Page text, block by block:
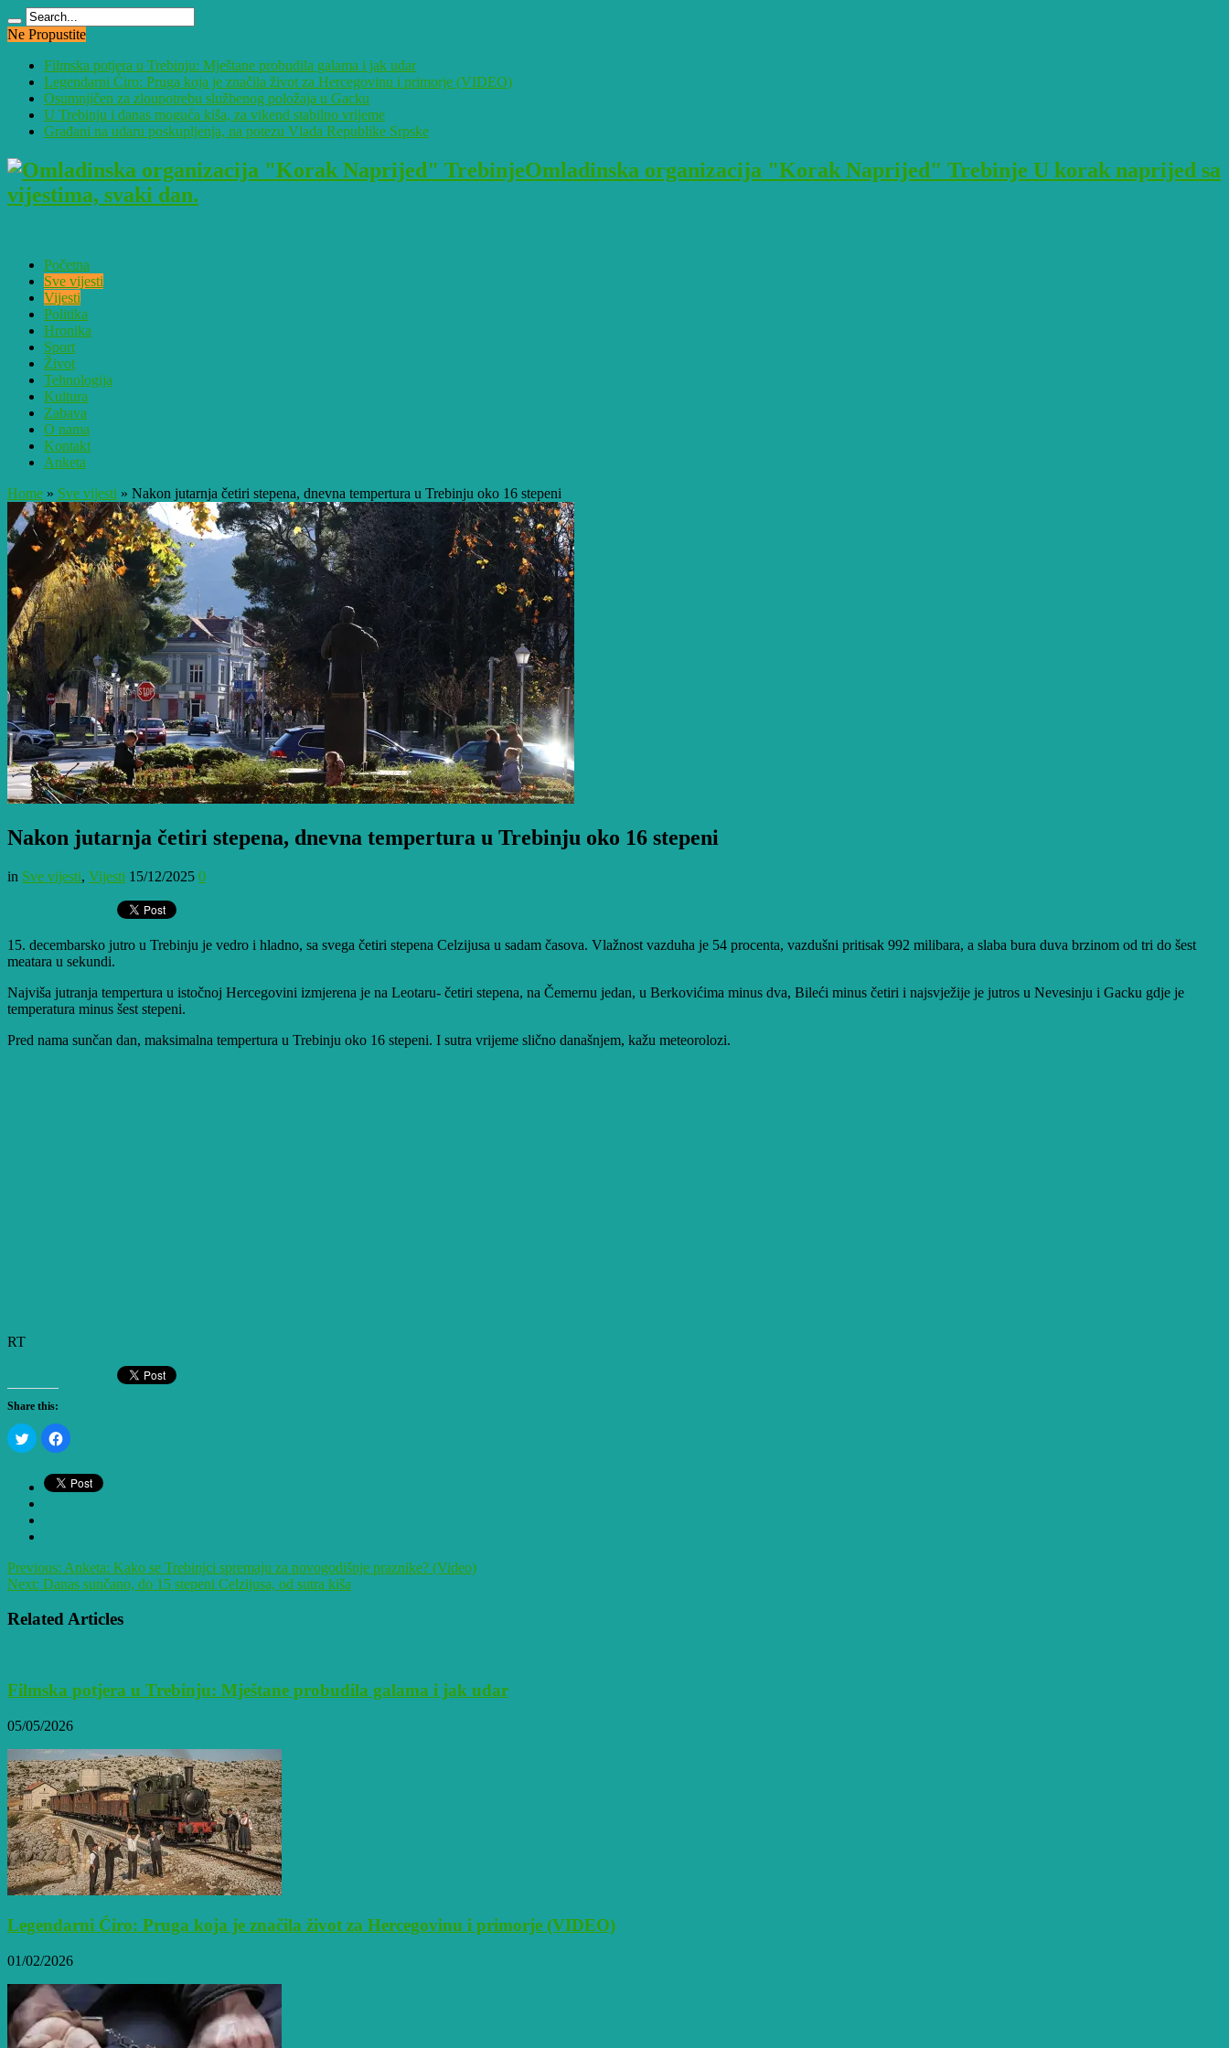
Ne Propustite
Filmska potjera u Trebinju: Mještane probudila galama i jak udar
Legendarni Ćiro: Pruga koja je značila život za Hercegovinu i primorje (VIDEO)
Osumnjičen za zloupotrebu službenog položaja u Gacku
U Trebinju i danas moguća kiša, za vikend stabilno vrijeme
Građani na udaru poskupljenja, na potezu Vlada Republike Srpske
Omladinska organizacija "Korak Naprijed" Trebinje U korak naprijed sa
vijestima, svaki dan.
Početna
Sve vijesti
Vijesti
Politika
Hronika
Sport
Život
Tehnologija
Kultura
Zabava
O nama
Kontakt
Anketa
Home » Sve vijesti » Nakon jutarnja četiri stepena, dnevna tempertura u Trebinju oko 16 stepeni
Nakon jutarnja četiri stepena, dnevna tempertura u Trebinju oko 16 stepeni
in Sve vijesti, Vijesti 15/12/2025 0
15. decembarsko jutro u Trebinju je vedro i hladno, sa svega četiri stepena Celzijusa u sadam časova. Vlažnost vazduha je 54 procenta, vazdušni pritisak 992 milibara, a slaba bura duva brzinom od tri do šest
meatara u sekundi.
Najviša jutranja tempertura u istočnoj Hercegovini izmjerena je na Leotaru- četiri stepena, na Čemernu jedan, u Berkovićima minus dva, Bileći minus četiri i najsvježije je jutros u Nevesinju i Gacku gdje je
temperatura minus šest stepeni.
Pred nama sunčan dan, maksimalna tempertura u Trebinju oko 16 stepeni. I sutra vrijeme slično današnjem, kažu meteorolozi.
RT
Share this:
Click
to
share
Twitter
(Opens
in
new
window)
Click
to
Facebook
(Opens
Previous: Anketa: Kako se Trebinjci spremaju za novogodišnje praznike? (Video)
Next: Danas sunčano, do 15 stepeni Celzijusa, od sutra kiša
Related Articles
Filmska potjera u Trebinju: Mještane probudila galama i jak udar
05/05/2026
Legendarni Ćiro: Pruga koja je značila život za Hercegovinu i primorje (VIDEO)
01/02/2026